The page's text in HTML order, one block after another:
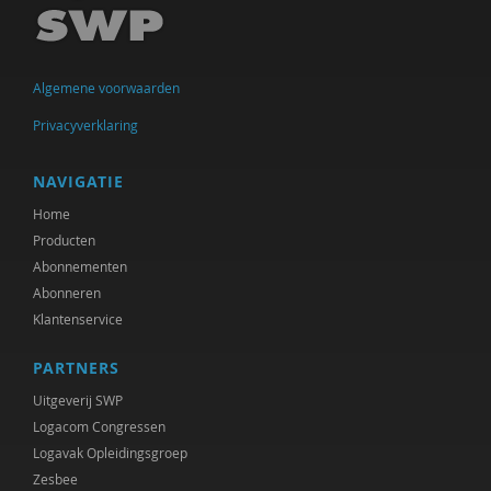
Jan IJzermans
Monique Leijgraaf
Bas Levering
Brecht Molenaar
Heidi Muijen
Jeannette Pols
Algemene voorwaarden
Privacyverklaring
NAVIGATIE
Home
Producten
Abonnementen
Abonneren
Klantenservice
PARTNERS
Uitgeverij SWP
Logacom Congressen
Logavak Opleidingsgroep
Zesbee